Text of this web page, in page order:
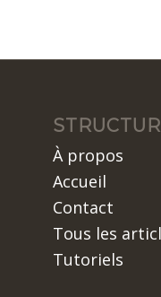
À propos
Accueil
Contact
Tous les
Tutoriels